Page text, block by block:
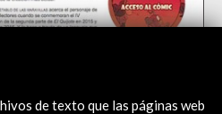
de texto que las páginas web